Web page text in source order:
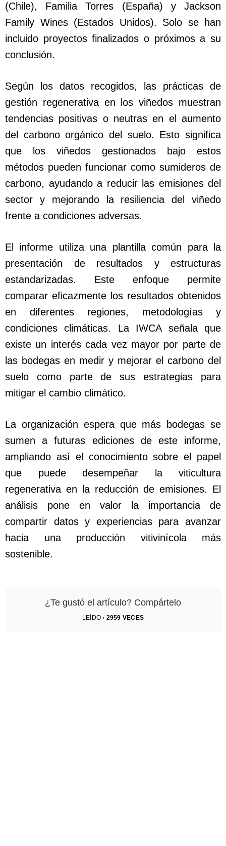
(Chile), Familia Torres (España) y Jackson
Family Wines (Estados Unidos). Solo se han
incluido proyectos finalizados o próximos a su
conclusión.
Según los datos recogidos, las prácticas de
gestión regenerativa en los viñedos muestran
tendencias positivas o neutras en el aumento
del carbono orgánico del suelo. Esto significa
que los viñedos gestionados bajo estos
métodos pueden funcionar como sumideros de
carbono, ayudando a reducir las emisiones del
sector y mejorando la resiliencia del viñedo
frente a condiciones adversas.
El informe utiliza una plantilla común para la
presentación de resultados y estructuras
estandarizadas. Este enfoque permite
comparar eficazmente los resultados obtenidos
en diferentes regiones, metodologías y
condiciones climáticas. La IWCA señala que
existe un interés cada vez mayor por parte de
las bodegas en medir y mejorar el carbono del
suelo como parte de sus estrategias para
mitigar el cambio climático.
La organización espera que más bodegas se
sumen a futuras ediciones de este informe,
ampliando así el conocimiento sobre el papel
que puede desempeñar la viticultura
regenerativa en la reducción de emisiones. El
análisis pone en valor la importancia de
compartir datos y experiencias para avanzar
hacia una producción vitivinícola más
sostenible.
¿Te gustó el artículo? Compártelo
LEÍDO › 2959 VECES